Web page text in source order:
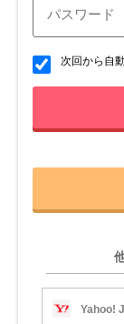
次回から自
Yahoo!